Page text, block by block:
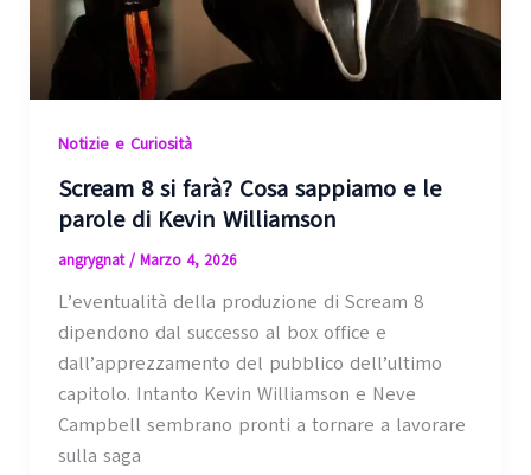
Notizie e Curiosità
Scream 8 si farà? Cosa sappiamo e le
parole di Kevin Williamson
angrygnat/ Marzo 4, 2026
L’eventualità della produzione di Scream 8
dipendono dal successo al box office e
dall’apprezzamento del pubblico dell’ultimo
capitolo. Intanto Kevin Williamson e Neve
Campbell sembrano pronti a tornare a lavorare
sulla saga